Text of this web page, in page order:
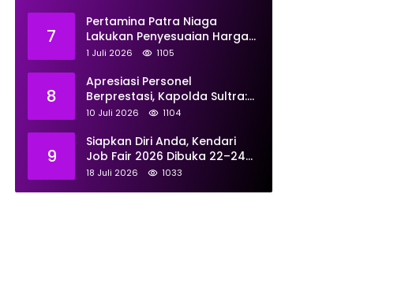
7
Pertamina Patra Niaga
Lakukan Penyesuaian Harga
BBM Non Subsidi Per 1 Juli
1 Juli 2026 1105
8
Apresiasi Personel
Berprestasi, Kapolda Sultra:
Tunjukkan Kompetensi
10 Juli 2026 1104
9
Siapkan Diri Anda, Kendari
Job Fair 2026 Dibuka 22–24
Juli: Sediakan 700 Lowongan
18 Juli 2026 1033